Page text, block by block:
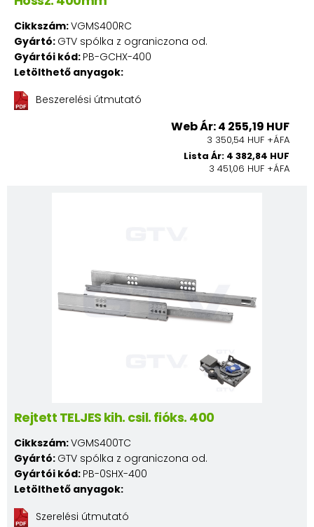
Cikkszám:VGMS400RC
Gyártó: GTV spólka z ograniczona od.
Gyártói kód: PB-GCHX-400
Letölthető anyagok:
Beszerelési útmutató
Web Ár: 4 255,19 HUF
3 350,54 HUF +ÁFA
Lista Ár: 4 382,84 HUF
3 451,06 HUF +ÁFA
Rejtett TELJES kih. csil. fióks. 400
Cikkszám:VGMS400TC
Gyártó: GTV spólka z ograniczona od.
Gyártói kód: PB-0SHX-400
Letölthető anyagok:
Szerelési útmutató